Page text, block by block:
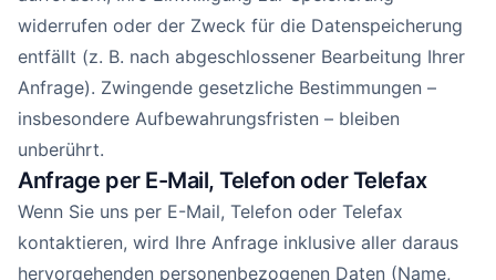
widerrufen oder der Zweck für die Datenspeicherung
entfällt (z. B. nach abgeschlossener Bearbeitung Ihrer
Anfrage). Zwingende gesetzliche Bestimmungen –
insbesondere Aufbewahrungsfristen – bleiben
unberührt.
Anfrage per E-Mail, Telefon oder Telefax
Wenn Sie uns per E-Mail, Telefon oder Telefax
kontaktieren, wird Ihre Anfrage inklusive aller daraus
hervorgehenden personenbezogenen Daten (Name,